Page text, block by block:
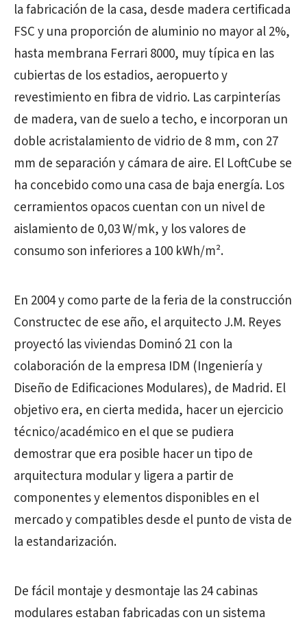
la fabricación de la casa, desde madera certificada
FSC y una proporción de aluminio no mayor al 2%,
hasta membrana Ferrari 8000, muy típica en las
cubiertas de los estadios, aeropuerto y
revestimiento en fibra de vidrio. Las carpinterías
de madera, van de suelo a techo, e incorporan un
doble acristalamiento de vidrio de 8 mm, con 27
mm de separación y cámara de aire. El LoftCube se
ha concebido como una casa de baja energía. Los
cerramientos opacos cuentan con un nivel de
aislamiento de 0,03 W/mk, y los valores de
consumo son inferiores a 100 kWh/m².
En 2004 y como parte de la feria de la construcción
Constructec de ese año, el arquitecto J.M. Reyes
proyectó las viviendas Dominó 21 con la
colaboración de la empresa IDM (Ingeniería y
Diseño de Edificaciones Modulares), de Madrid. El
objetivo era, en cierta medida, hacer un ejercicio
técnico/académico en el que se pudiera
demostrar que era posible hacer un tipo de
arquitectura modular y ligera a partir de
componentes y elementos disponibles en el
mercado y compatibles desde el punto de vista de
la estandarización.
De fácil montaje y desmontaje las 24 cabinas
modulares estaban fabricadas con un sistema